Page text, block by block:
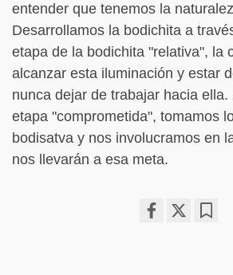
entender que tenemos la
Desarrollamos la bodichita a
etapa de la bodichita "relativa", la
alcanzar esta iluminación y estar
nunca dejar de trabajar hacia
etapa "comprometida", tomamos
bodisatva y nos involucramos en
nos llevarán a esa meta.